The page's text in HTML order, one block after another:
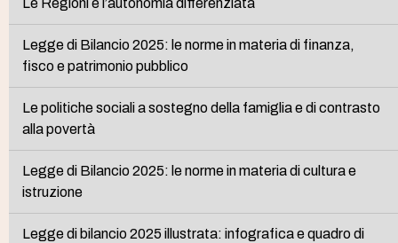
Le Regioni e l’autonomia differenziata
Legge di Bilancio 2025: le norme in materia di finanza,
fisco e patrimonio pubblico
Le politiche sociali a sostegno della famiglia e di contrasto
alla povertà
Legge di Bilancio 2025: le norme in materia di cultura e
istruzione
Legge di bilancio 2025 illustrata: infografica e quadro di